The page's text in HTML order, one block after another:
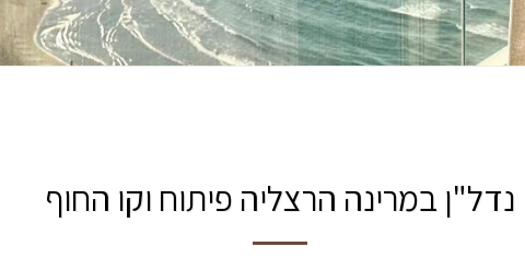
נדל"ן במרינה הרצליה פיתוח וקו החוף